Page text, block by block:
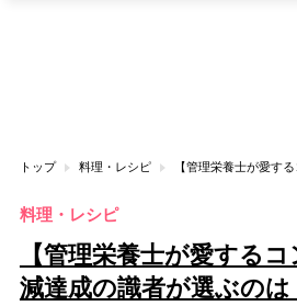
トップ 料理・レシピ
料理・レシピ
【管理栄養士が愛する
減達成の識者が選ぶの